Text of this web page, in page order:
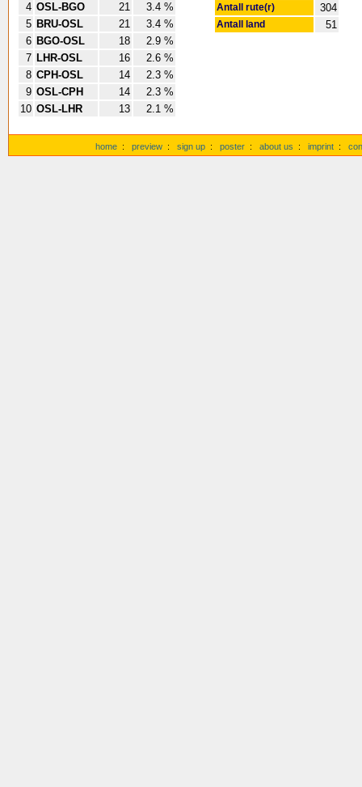
4 OSL-BGO 21
3.4 %
5 BRU-OSL 21
3.4 %
6 BGO-OSL 18
2.9 %
7 LHR-OSL 16
2.6 %
8 CPH-OSL 14
2.3 %
9 OSL-CPH 14
2.3 %
10 OSL-LHR 13 2.1 %
Antall rute(r) 304
Antall land 51
home : preview : sign up : poster : about us : imprint :